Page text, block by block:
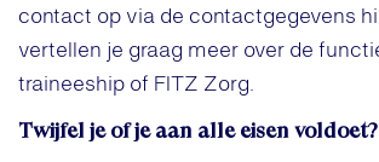
contact op via de contactgegevens
vertellen je graag meer over de
traineeship of FITZ Zorg.
Twijfel je of je aan alle eisen voldoet?